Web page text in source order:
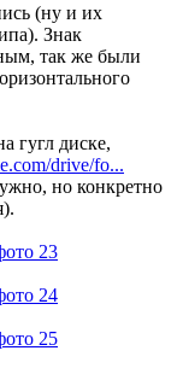
(ну и их
Знак
так же были
гугл диске,
drive/fo...
но конкретно